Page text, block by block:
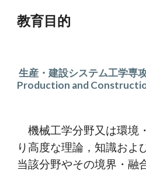
教育目的
生産・建設システム工学専攻(Advanced
Production and
機械工学分野又は環境
り高度な理論，知識およ
当該分野やその境界・融